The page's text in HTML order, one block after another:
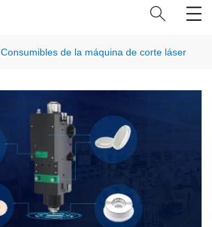
Consumibles de la máquina de corte láser